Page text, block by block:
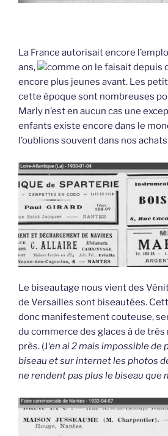
La France autorisait encore
ans,
comme on le faisait depuis
encore plus jeunes avant. Les
cette époque sont nombreuses
Marly n’est en aucun cas une
enfants existe encore dans le
l’oublions souvent dans nos
Le biseautage nous vient des
de Versailles sont biseautées.
donc manifestement couteuse,
du commerce des glaces à de
près. (J‘en ai 2 mais impossible
biseau et sur internet les photos
ne rendent pas plus le biseau que